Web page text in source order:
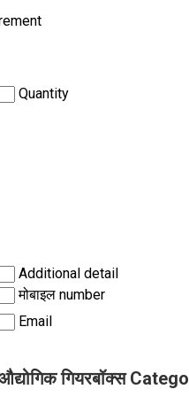
Quantity
Additional detail
मोबाइल number
Email
गियरबॉक्स